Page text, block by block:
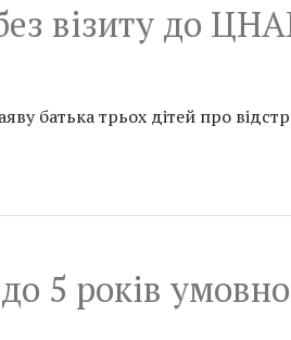
візиту до
трьох дітей про
5 років умовно